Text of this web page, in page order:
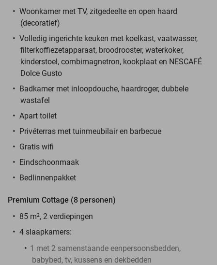
Woonkamer met TV, zitgedeelte en open haard
(decoratief)
Volledig ingerichte keuken met koelkast, vaatwasser,
filterkoffiezetapparaat, broodrooster, waterkoker,
kinderstoel, combimagnetron, kookplaat en NESCAFÉ
Dolce Gusto
Badkamer met inloopdouche, haardroger, dubbele
wastafel
Apart toilet
Privéterras met tuinmeubilair en barbecue
Gratis wifi
Eindschoonmaak
Bedlinnenpakket
Premium Cottage (8 personen)
85 m², 2 verdiepingen
4 slaapkamers:
1 met 2 samenstaande eenpersoonsbedden,
babybed, tv, kussens en dekbedden